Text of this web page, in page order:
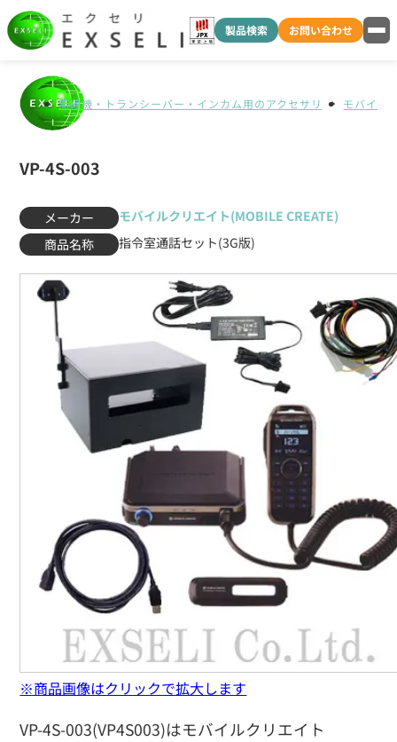
製品検索 お問い合わせ
無線機・トランシーバー・インカム用のアクセサリ モバイル
VP-4S-003
メーカー
モバイルクリエイト(MOBILE CREATE)
商品名称
指令室通話セット(3G版)
VP-4S-003(VP4S003)はモバイルクリエイト
※商品画像はクリックで拡大します